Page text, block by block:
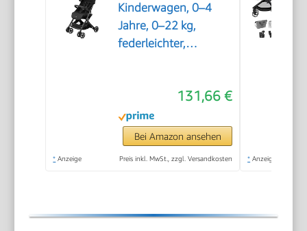
Kinderwagen, 0–4
Jahre, 0–22 kg,
federleichter,
flache Liegeposition,
klein
zusammenklappbar,
Schultergurt, Essential
131,66 €
Bei Amazon ansehen
* Anzeige Preis inkl. MwSt., zzgl. Versandkosten * Anzeige